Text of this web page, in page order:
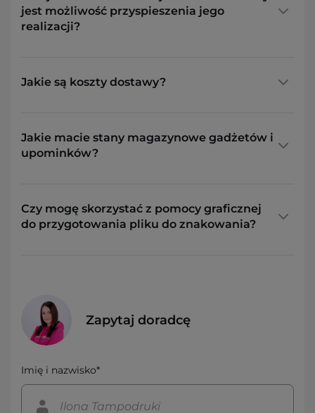
jest możliwość przyspieszenia jego
realizacji?
Jakie są koszty dostawy?
Jakie macie stany magazynowe gadżetów i
upominków?
Czy mogę skorzystać z pomocy graficznej
do przygotowania pliku do znakowania?
Zapytaj doradcę
Imię i nazwisko*